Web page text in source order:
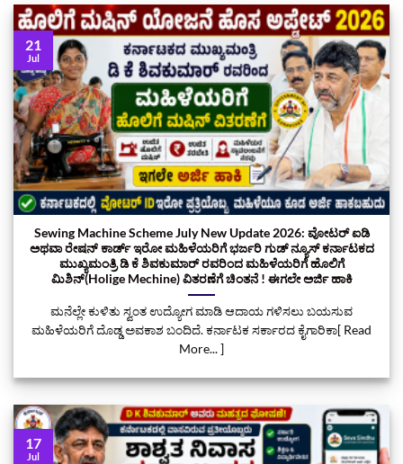
Sewing Machine Scheme July New Update 2026: ವೋಟರ್‌ ಐಡಿ
ಅಥವಾ ರೇಷನ್‌ ಕಾರ್ಡ್ ಇರೋ ಮಹಿಳೆಯರಿಗೆ ಭರ್ಜರಿ ಗುಡ್‌ ನ್ಯೂಸ್ ಕರ್ನಾಟಕದ
ಮುಖ್ಯಮಂತ್ರಿ ಡಿ ಕೆ ಶಿವಕುಮಾರ್‌ ರವರಿಂದ ಮಹಿಳೆಯರಿಗೆ ಹೊಲಿಗೆ
ಮಿಶಿನ್‌(‌Holige Mechine) ವಿತರಣೆಗೆ ಚಿಂತನೆ ! ಈಗಲೇ ಅರ್ಜಿ ಹಾಕಿ
ಮನೆಲ್ಲೇ ಕುಳಿತು ಸ್ವಂತ ಉದ್ಯೋಗ ಮಾಡಿ ಆದಾಯ ಗಳಿಸಲು ಬಯಸುವ
ಮಹಿಳೆಯರಿಗೆ ದೊಡ್ಡ ಅವಕಾಶ ಬಂದಿದೆ. ಕರ್ನಾಟಕ ಸರ್ಕಾರದ ಕೈಗಾರಿಕಾ[ Read
More... ]
21
Jul
17
Jul